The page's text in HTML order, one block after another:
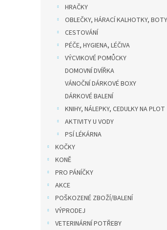
HRAČKY
OBLEČKY, HÁRACÍ KALHOTKY, BOTY
CESTOVÁNÍ
PÉČE, HYGIENA, LÉČIVA
VÝCVIKOVÉ POMŮCKY
DOMOVNÍ DVÍŘKA
VÁNOČNÍ DÁRKOVÉ BOXY
DÁRKOVÉ BALENÍ
KNIHY, NÁLEPKY, CEDULKY NA PLOT
AKTIVITY U VODY
PSÍ LÉKÁRNA
KOČKY
KONĚ
PRO PÁNÍČKY
AKCE
POŠKOZENÉ ZBOŽÍ/BALENÍ
VÝPRODEJ
VETERINÁRNÍ POTŘEBY